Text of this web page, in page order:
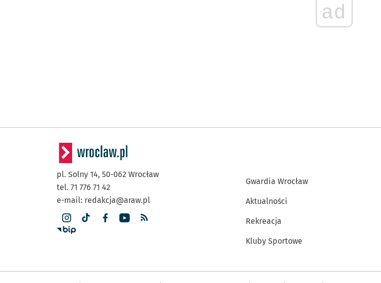
ad
pl. Solny 14, 50-062 Wrocław
tel. 71 776 71 42
e-mail: redakcja@araw.pl
Gwardia Wrocław
Aktualności
Rekreacja
Kluby Sportowe
Inne informacje